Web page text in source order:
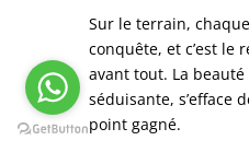
Sur le terrain,
conquête, et c’est le
avant tout. La
séduisante, s’efface
point gagné.